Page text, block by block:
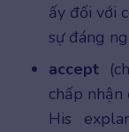
ấy đối với
sự đáng
accept
chấp nhận
His